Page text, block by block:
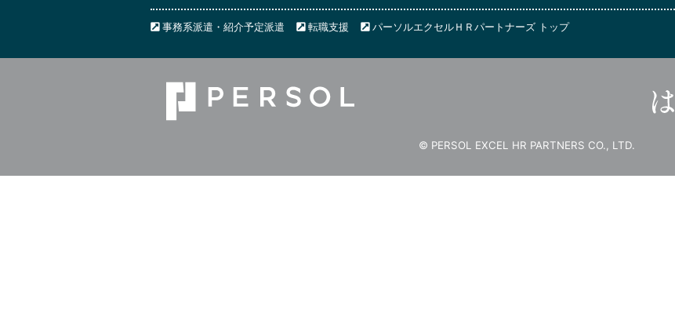
事務系派遣・紹介予定派遣 転職支援 パーソルエクセルＨＲパートナーズ トップ
© PERSOL EXCEL HR PARTNERS CO., LTD.